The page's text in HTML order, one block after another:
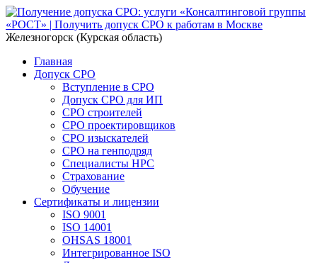
Железногорск (Курская область)
Главная
Допуск СРО
Вступление в СРО
Допуск СРО для ИП
СРО строителей
СРО проектировщиков
СРО изыскателей
СРО на генподряд
Специалисты НРС
Страхование
Обучение
Сертификаты и лицензии
ISO 9001
ISO 14001
OHSAS 18001
Интегрированное ISO